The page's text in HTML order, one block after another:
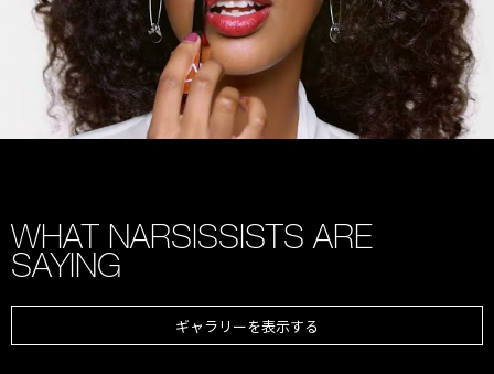
WHAT NARSISSISTS ARE
SAYING
ギャラリーを表示する